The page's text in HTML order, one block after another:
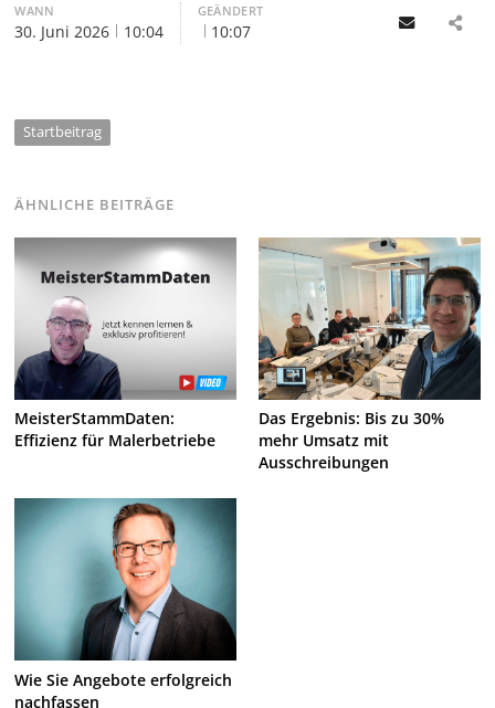
WANN
30. Juni 2026 10:04
GEÄNDERT
10:07 Email
Startbeitrag
ÄHNLICHE BEITRÄGE
MeisterStammDaten:
Effizienz für Malerbetriebe
Das Ergebnis: Bis zu 30%
mehr Umsatz mit
Ausschreibungen
Wie Sie Angebote erfolgreich
nachfassen